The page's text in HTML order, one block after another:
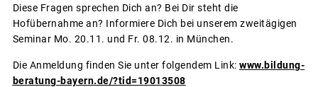
Diese Fragen sprechen Dich an? Bei Dir steht die
Hofübernahme an? Informiere Dich bei unserem zweitägigen
Seminar Mo. 20.11. und Fr. 08.12. in München.
Die Anmeldung finden Sie unter folgendem Link: www.bildung-
beratung-bayern.de/?tid=19013508